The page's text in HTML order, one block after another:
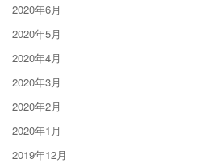
2020年6月
2020年5月
2020年4月
2020年3月
2020年2月
2020年1月
2019年12月